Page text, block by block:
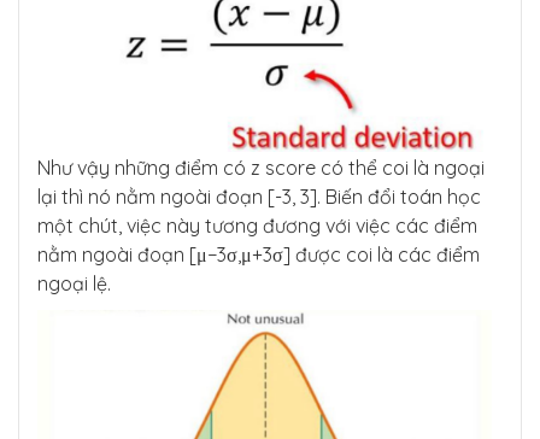
Như vậy những điểm có z score có thể coi là ngoại
lại thì nó nằm ngoài đoạn [-3, 3]. Biến đổi toán học
một chút, việc này tương đương với việc các điểm
nằm ngoài đoạn [μ−3σ,μ+3σ] được coi là các điểm
ngoại lệ.